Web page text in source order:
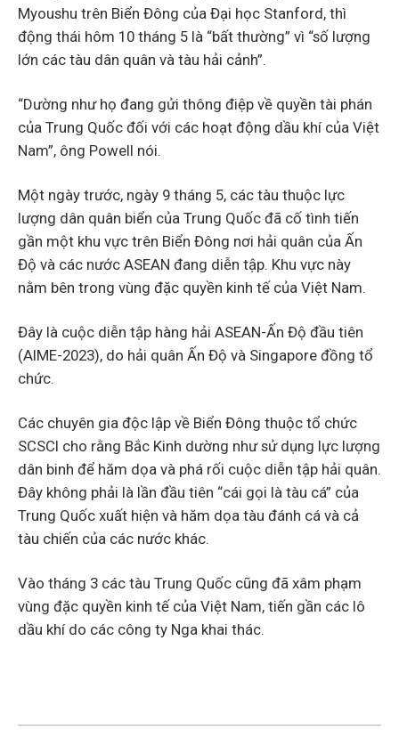
Myoushu trên Biển Đông của Đại học Stanford, thì
động thái hôm 10 tháng 5 là “bất thường” vì “số lượng
lớn các tàu dân quân và tàu hải cảnh”.
“Dường như họ đang gửi thông điệp về quyền tài phán
của Trung Quốc đối với các hoạt động dầu khí của Việt
Nam”, ông Powell nói.
Một ngày trước, ngày 9 tháng 5, các tàu thuộc lực
lượng dân quân biển của Trung Quốc đã cố tình tiến
gần một khu vực trên Biển Đông nơi hải quân của Ấn
Độ và các nước ASEAN đang diễn tập. Khu vực này
nằm bên trong vùng đặc quyền kinh tế của Việt Nam.
Đây là cuộc diễn tập hàng hải ASEAN-Ấn Độ đầu tiên
(AIME-2023), do hải quân Ấn Độ và Singapore đồng tổ
chức.
Các chuyên gia độc lập về Biển Đông thuộc tổ chức
SCSCI cho rằng Bắc Kinh dường như sử dụng lực lượng
dân binh để hăm dọa và phá rối cuộc diễn tập hải quân.
Đây không phải là lần đầu tiên “cái gọi là tàu cá” của
Trung Quốc xuất hiện và hăm dọa tàu đánh cá và cả
tàu chiến của các nước khác.
Vào tháng 3 các tàu Trung Quốc cũng đã xâm phạm
vùng đặc quyền kinh tế của Việt Nam, tiến gần các lô
dầu khí do các công ty Nga khai thác.